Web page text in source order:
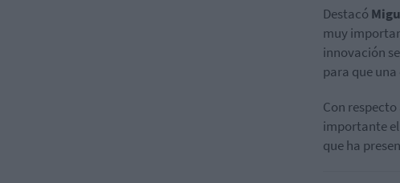
Destacó
muy
innovación
para que
Con
importante el
que ha